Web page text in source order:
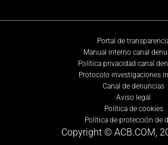
Portal de
Manual interno canal
Política privacidad canal
Protocolo investigaciones
Canal de denuncias
Aviso legal
Política de cookies
Política de protección de
Copyright © ACB.COM,